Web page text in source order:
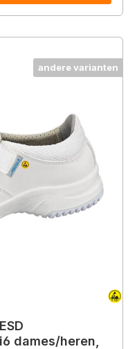
andere varianten
dames/heren,